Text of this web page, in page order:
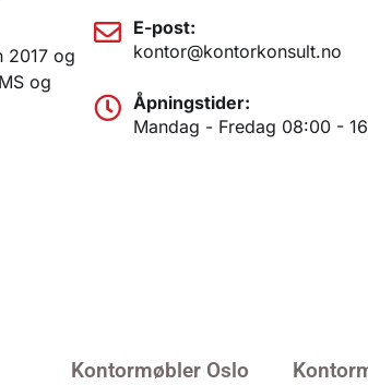
2017 og
og
E-post:
kontor@kontorkonsult.no
Åpningstider:
Mandag - Fredag 08:00 -
Kontormøbler Oslo